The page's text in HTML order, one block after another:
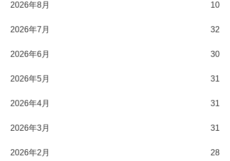
2026年8月 10
2026年7月 32
2026年6月 30
2026年5月 31
2026年4月 31
2026年3月 31
2026年2月 28